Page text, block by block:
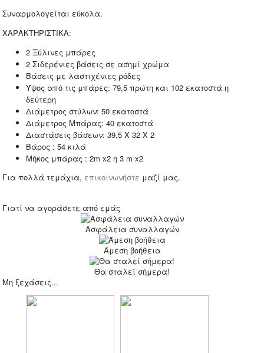
Συναρμολογείται εύκολα.
ΧΑΡΑΚΤΗΡΙΣΤΙΚΑ:
2 Ξύλινες μπάρες
2 Σιδερένιες βάσεις σε ασημί χρώμα
Βάσεις με λαστιχένιες ρόδες
Ύψος από τις μπάρες: 79,5 πρώτη και 102 εκατοστά η
δεύτερη
Διάμετρος στύλων: 50 εκατοστά
Διάμετρος Μπάρας: 40 εκατοστά
Διαστάσεις βάσεων: 39,5 Χ 32 Χ 2
Βάρος : 54 κιλά
Μήκος μπάρας : 2m x2 η 3 m x2
Για πολλά τεμάχια, επικοινωνήστε μαζί μας.
Γιατί να αγοράσετε από εμάς
Ασφάλεια συναλλαγών
Άμεση βοήθεια
Θα σταλεί σήμερα!
Μη ξεχάσεις...